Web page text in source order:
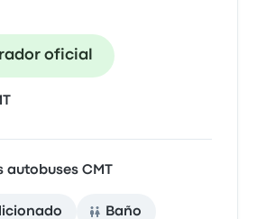
oficial
autobuses CMT
Baño